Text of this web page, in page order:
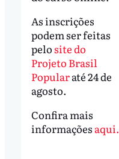
As inscrições
podem ser feitas
pelo site ⁣⁣do
Projeto Brasil
Popularaté 24 de
agosto.
Confira mais
informações aqui.